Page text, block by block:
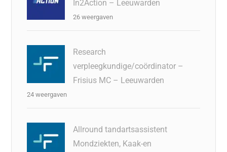
In2Action – Leeuwarden
26 weergaven
Research
verpleegkundige/coördinator –
Frisius MC – Leeuwarden
24 weergaven
Allround tandartsassistent
Mondziekten, Kaak-en